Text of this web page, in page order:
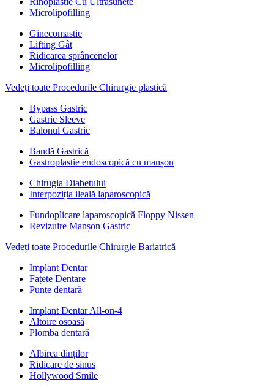
Microlipofilling
Ginecomastie
Lifting Gât
Ridicarea sprâncenelor
Microlipofilling
Vedeți toate Procedurile Chirurgie plastică
Bypass Gastric
Gastric Sleeve
Balonul Gastric
Bandă Gastrică
Gastroplastie endoscopică cu manșon
Chirugia Diabetului
Interpoziția ileală laparoscopică
Fundoplicare laparoscopică Floppy Nissen
Revizuire Manșon Gastric
Vedeți toate Procedurile Chirurgie Bariatrică
Implant Dentar
Fațete Dentare
Punte dentară
Implant Dentar All-on-4
Altoire osoasă
Plomba dentară
Albirea dinților
Ridicare de sinus
Hollywood Smile